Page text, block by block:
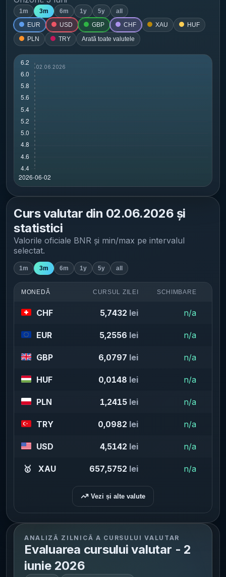
1m 3m 6m 1y 5y
all
EUR
USD GBP CHF XAU
HUF
PLN
TRY Arată toate valutele
Curs valutar din 02.06.2026 și
statistici
Valorile oficiale BNR și min/max pe intervalul
selectat.
1m 3m 6m 1y 5y all
MONEDĂ CURSUL ZILEI SCHIMBARE
CHF 5,7432 lei n/a
EUR 5,2556 lei n/a
GBP 6,0797 lei n/a
HUF 0,0148 lei n/a
PLN 1,2415 lei n/a
TRY 0,0982 lei n/a
USD 4,5142 lei n/a
🥇 XAU 657,5752 lei n/a
Vezi și alte valute
ANALIZĂ ZILNICĂ A CURSULUI VALUTAR
Evaluarea cursului valutar - 2
iunie 2026